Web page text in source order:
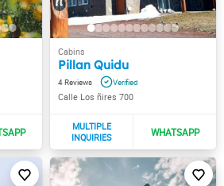
Pillan Quidu
4
Calle Los ñires 700